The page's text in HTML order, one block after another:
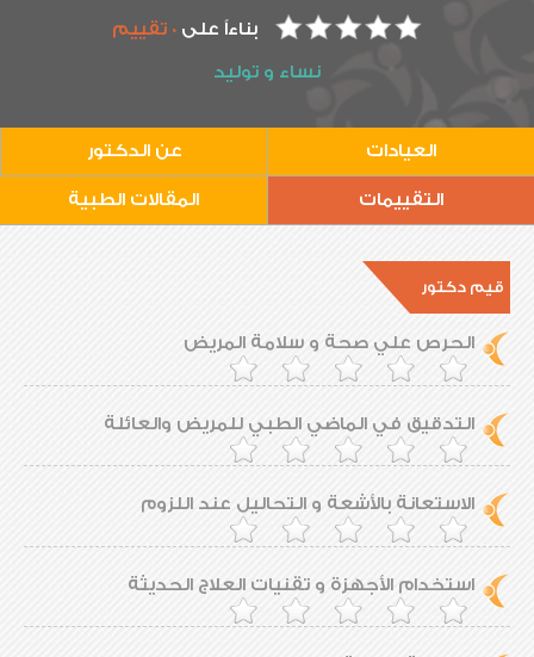
بناءاً على0 تقييم
نساء و توليد
العيادات عن الدكتور
التقييمات المقالات الطبية
قيم دكتور
الحرص علي صحة و سلامة المريض
التدقيق في الماضي الطبي للمريض والعائلة
الاستعانة بالأشعة و التحاليل عند اللزوم
استخدام الأجهزة و تقنيات العلاج الحديثة